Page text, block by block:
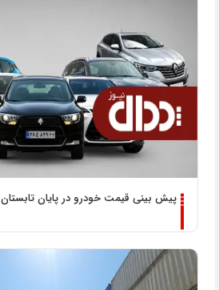
پیش بینی قیمت خودرو در پایان تابستان